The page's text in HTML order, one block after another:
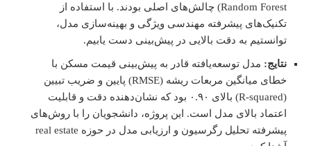
Random Forest) چالش‌های اصلی بودند. با استفاده از
تکنیک‌های پیشرفته مهندسی ویژگی و بهینه‌سازی مدل،
توانستیم به دقت بالایی در پیش‌بینی دست یابیم.
نتایج: مدل توسعه‌یافته قادر به پیش‌بینی قیمت مسکن با
خطای میانگین مربعات ریشه (RMSE) پایین و ضریب تبیین
(R-squared) بالای ۰.۹۰ بود که نشان‌دهنده دقت و قابلیت
اعتماد بالای مدل است. این پروژه، دانشجویان را با روش‌های
پیشرفته تحلیل رگرسیون و ارزیابی مدل در حوزه real estate